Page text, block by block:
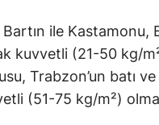
ile Kastamonu,
kuvvetli (21-50 kg/
Trabzon’un batı
(51-75 kg/m²)